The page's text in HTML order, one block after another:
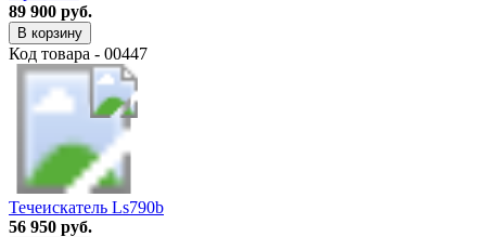
89 900 руб.
В корзину
Код товара - 00447
Течеискатель Ls790b
56 950 руб.